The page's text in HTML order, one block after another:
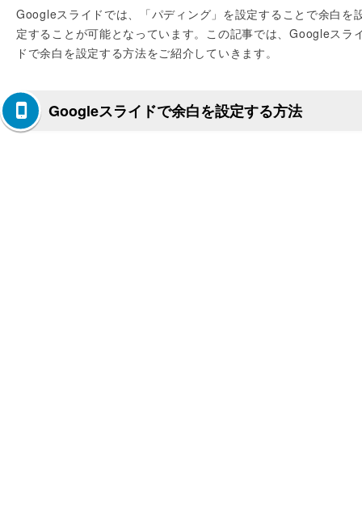
Googleスライドでは、「パディング」を設定することで余白を
定することが可能となっています。この記事では、Googleスラ
ドで余白を設定する方法をご紹介していきます。
Googleスライドで余白を設定する方法